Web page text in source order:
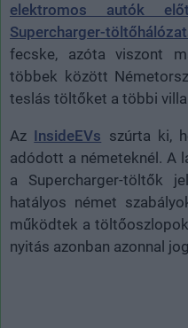
elektromos autók
Supercharger-
fecske, azóta viszont
többek között
teslás töltőket a többi
Az InsideEVs szúrta ki,
adódott a németeknél. A
a Supercharger-töltők
hatályos német
működtek a
nyitás azonban azonnal